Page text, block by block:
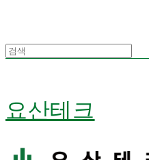
요산테크